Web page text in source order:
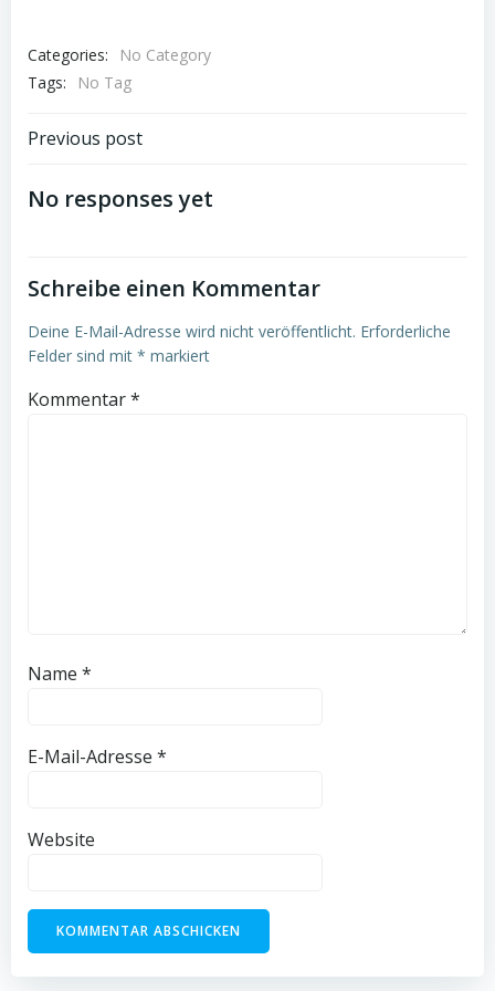
Categories:
No Category
Tags:
No Tag
Post
navigation
Previous post
No responses yet
Schreibe einen Kommentar
Deine E-Mail-Adresse wird nicht veröffentlicht. Erforderliche
Felder sind mit * markiert
Kommentar*
Name *
E-Mail-Adresse *
Website